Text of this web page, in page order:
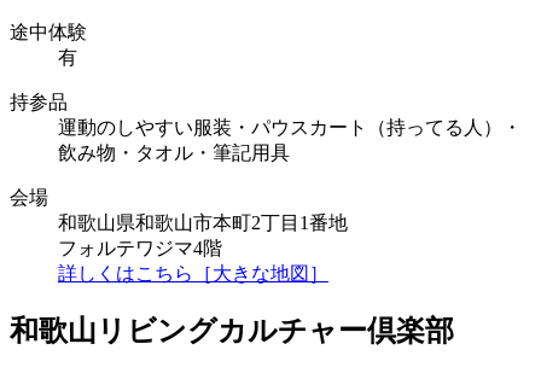
途中体験
有
持参品
運動のしやすい服装・パウスカート（持ってる人）・
飲み物・タオル・筆記用具
会場
和歌山県和歌山市本町2丁目1番地
フォルテワジマ4階
詳しくはこちら［大きな地図］
和歌山リビングカルチャー倶楽部